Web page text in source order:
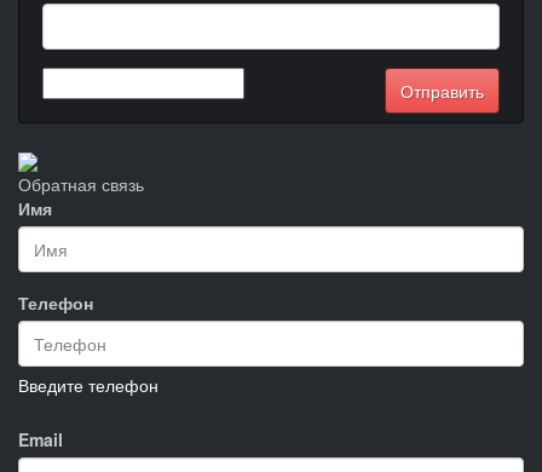
Обратная связь
Имя
Телефон
Введите телефон
Email